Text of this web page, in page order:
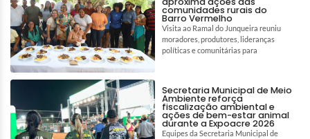
comunidades rurais do
Barro Vermelho
Visita ao Ramal do Junqueira reuniu
moradores, produtores, lideranças
políticas e comunitárias para
Secretaria Municipal de Meio
Ambiente reforça
fiscalização ambiental e
ações de bem-estar animal
durante a Expoacre 2026
Equipes da Secretaria Municipal de